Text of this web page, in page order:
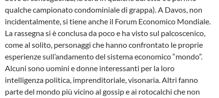
qualche campionato condominiale di grappa). A Davos, non
incidentalmente, si tiene anche il Forum Economico Mondiale.
La rassegna si è conclusa da poco e ha visto sul palcoscenico,
come al solito, personaggi che hanno confrontato le proprie
esperienze sull’andamento del sistema economico “mondo”.
Alcuni sono uomini e donne interessanti per la loro
intelligenza politica, imprenditoriale, visonaria. Altri fanno
parte del mondo più vicino al gossip e ai rotocalchi che non